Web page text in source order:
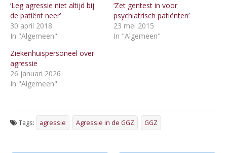
‘Leg agressie niet altijd bij
de patiënt neer’
30 april 2018
In "Algemeen"
‘Zet gentest in voor
psychiatrisch patiënten’
23 mei 2015
In "Algemeen"
Ziekenhuispersoneel over
agressie
26 januari 2026
In "Algemeen"
Tags: agressie Agressie in de GGZ GGZ